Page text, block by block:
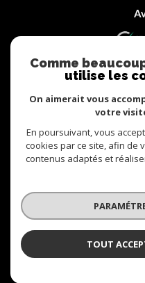
© 2026 | Tous droits
Admin
Nos liens
Comme
utilise les
On aimerait vous
votre
En poursuivant, vous
cookies par ce site, afin de
contenus adaptés et
TOUT